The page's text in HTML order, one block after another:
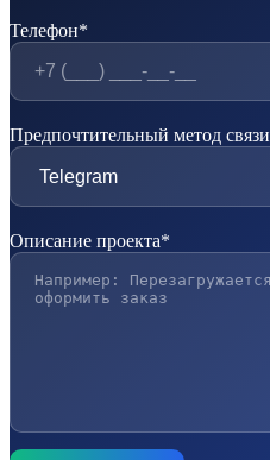
Телефон*
Предпочтительный метод связи
Описание проекта*